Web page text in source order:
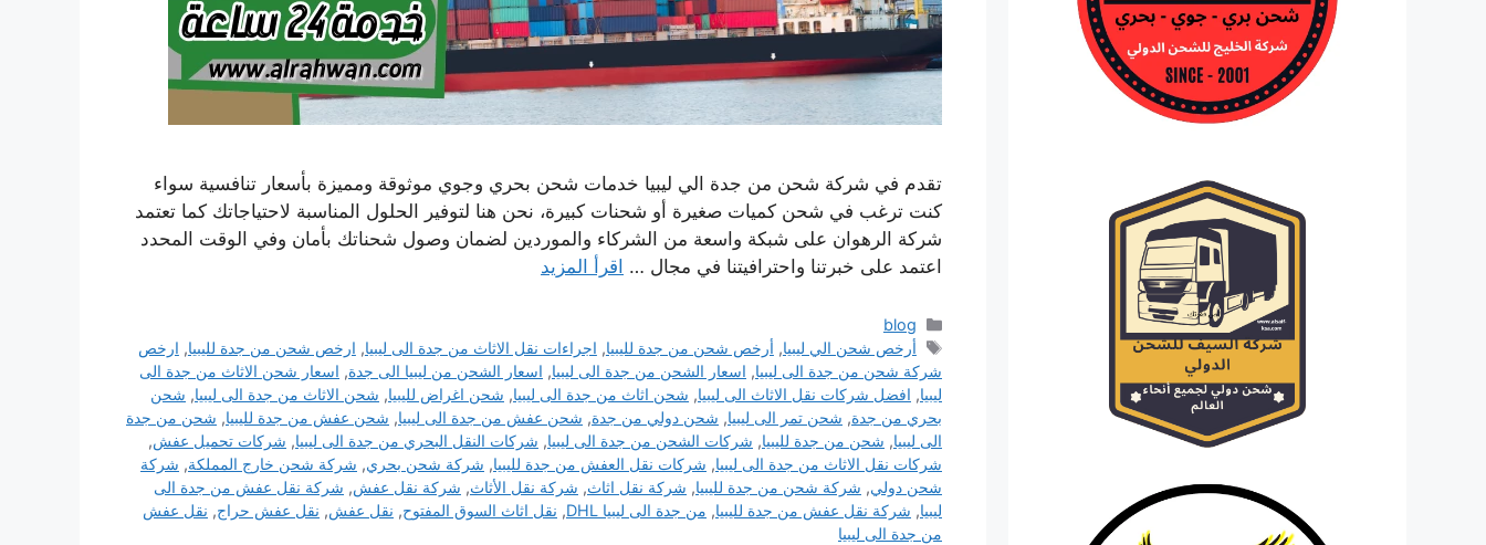
تقدم في شركة شحن من جدة الي ليبيا خدمات شحن بحري وجوي موثوقة ومميزة بأسعار تنافسية سواء
كنت ترغب في شحن كميات صغيرة أو شحنات كبيرة، نحن هنا لتوفير الحلول المناسبة لاحتياجاتك كما تعتمد
شركة الرهوان على شبكة واسعة من الشركاء والموردين لضمان وصول شحناتك بأمان وفي الوقت المحدد
اعتمد على خبرتنا واحترافيتنا في مجال … اقرأ المزيد
التصنيفات
blog
الوسوم
أرخص شحن الي ليبيا, أرخص شحن من جدة لليبيا, اجراءات نقل الاثاث من جدة الى ليبيا, ارخص شحن من جدة لليبيا, ارخص
شركة شحن من جدة الى ليبيا, اسعار الشحن من جدة الى ليبيا, اسعار الشحن من ليبيا الى جدة, اسعار شحن الاثاث من جدة الى
ليبيا, افضل شركات نقل الاثاث الى ليبيا, شحن اثاث من جدة الى ليبيا, شحن اغراض لليبيا, شحن الاثاث من جدة الى ليبيا, شحن
بحري من جدة, شحن تمر الى ليبيا, شحن دولي من جدة, شحن عفش من جدة الى ليبيا, شحن عفش من جدة لليبيا, شحن من جدة
الى ليبيا, شحن من جدة لليبيا, شركات الشحن من جدة الى ليبيا, شركات النقل البحري من جدة الى ليبيا, شركات تحميل عفش,
شركات نقل الاثاث من جدة الى ليبيا, شركات نقل العفش من جدة لليبيا, شركة شحن بحري, شركة شحن خارج المملكة, شركة
شحن دولي, شركة شحن من جدة لليبيا, شركة نقل اثاث, شركة نقل الأثاث, شركة نقل عفش, شركة نقل عفش من جدة الى
ليبيا, شركة نقل عفش من جدة لليبيا, من جدة الى ليبيا DHL , نقل اثاث السوق المفتوح, نقل عفش, نقل عفش حراج, نقل عفش
من جدة الى ليبيا